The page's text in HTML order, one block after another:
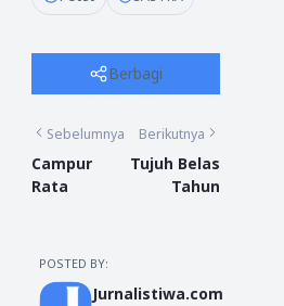
Berbagi
Sebelumnya
Campur
Rata
Berikutnya
Tujuh Belas
Tahun
POSTED BY:
Jurnalistiwa.com